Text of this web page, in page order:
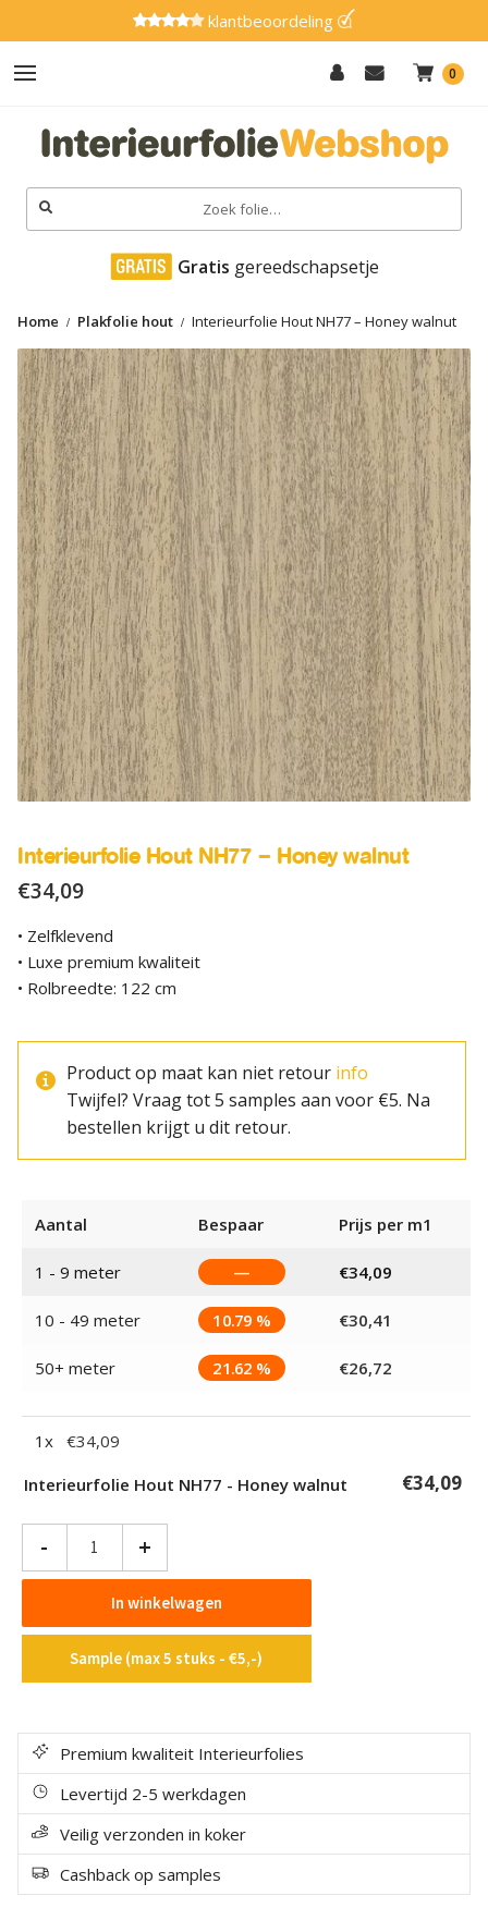
klantbeoordeling
0
Zoeken
naar:
Hout
Effen
Marmer
Glitter
Natuursteen
Textiel
Gereedschap
SALE
Advies
Gratis gereedschapsetje
Home Plakfolie hout Interieurfolie Hout NH77 – Honey walnut
Interieurfolie Hout NH77 – Honey walnut
€34,09
• Zelfklevend
• Luxe premium kwaliteit
• Rolbreedte: 122 cm
Product op maat kan niet retour info
Twijfel? Vraag tot 5 samples aan voor €5. Na
bestellen krijgt u dit retour.
Aantal Bespaar Prijs per m1
1 - 9 meter — €34,09
10 - 49 meter 10.79 % €30,41
50+ meter 21.62 % €26,72
1 x €34,09
Interieurfolie Hout NH77 - Honey walnut
€34,09
-
NH77
Honey
+
In winkelwagen
Sample (max 5 stuks - €5,-)
Premium kwaliteit Interieurfolies
Levertijd 2-5 werkdagen
Veilig verzonden in koker
Cashback op samples